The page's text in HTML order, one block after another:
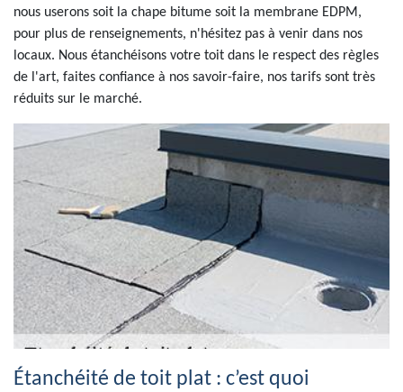
nous userons soit la chape bitume soit la membrane EDPM,
pour plus de renseignements, n'hésitez pas à venir dans nos
locaux. Nous étanchéisons votre toit dans le respect des règles
de l'art, faites confiance à nos savoir-faire, nos tarifs sont très
réduits sur le marché.
Étanchéité de toit plat : c’est quoi